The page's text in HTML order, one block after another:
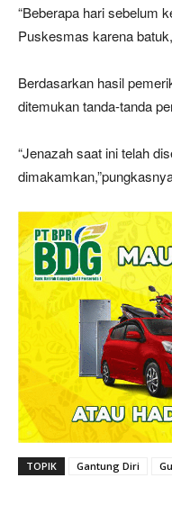
“Beberapa hari sebelum
Puskesmas karena
Berdasarkan hasil
ditemukan tanda-tanda
“Jenazah saat ini telah
TOPIK Gantung Diri